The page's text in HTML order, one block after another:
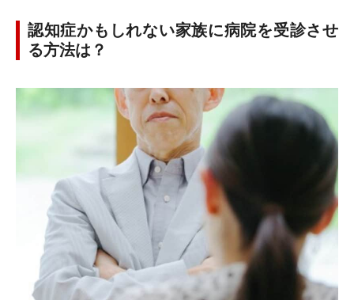
認知症かもしれない家族に病院を受診させ
る方法は？